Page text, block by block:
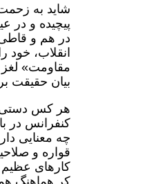
شاید به
پیچیده و در
در هم و
انقلاب، خود
مقاومت» لغز
بیان حقیقت
هر کس دستی
کنفرانس در
چه معنایی
قواره و
کارهای
کر هماهنگ